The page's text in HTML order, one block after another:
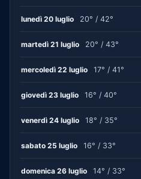
lunedì 20 luglio 20° / 42°
martedì 21 luglio 20° / 43°
mercoledì 22 luglio 17° / 41°
giovedì 23 luglio 16° / 40°
venerdì 24 luglio 18° / 35°
sabato 25 luglio 16° / 33°
domenica 26 luglio 14° / 33°